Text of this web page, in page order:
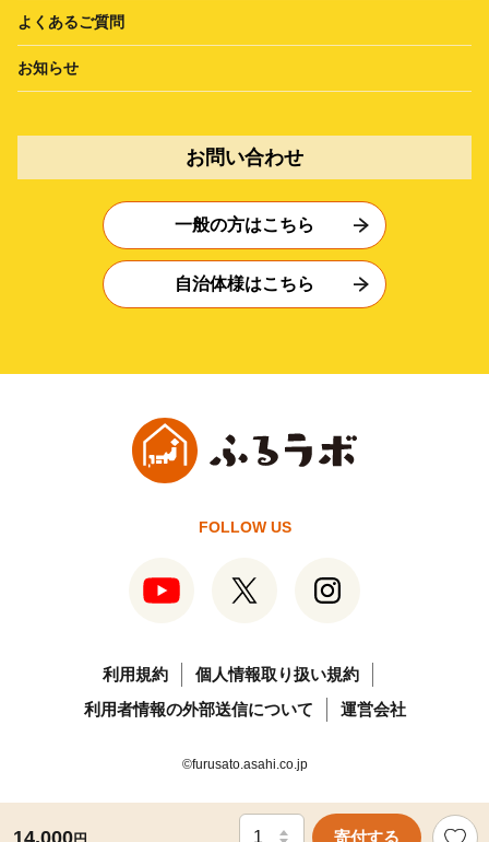
14,000 寄付する
よくあるご質問
お知らせ
お問い合わせ
一般の方はこちら
自治体様はこちら
FOLLOW US
利用規約
個人情報取り扱い規約
利用者情報の外部送信について
運営会社
©furusato.asahi.co.jp